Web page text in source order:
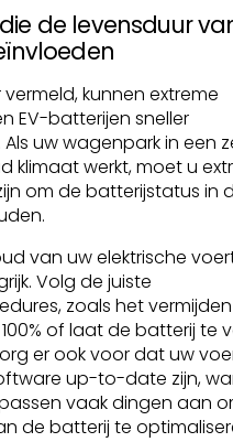
de levensduur
kunnen extreme
EV-batterijen sneller
uw wagenpark in een
klimaat werkt, moet u
om de batterijstatus in
van uw elektrische
Volg de juiste
zoals het
of laat de batterij te
er ook voor dat uw
up-to-date zijn,
vaak dingen aan
de batterij te